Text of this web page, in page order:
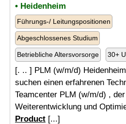
• Heidenheim
Führungs-/ Leitungspositionen
Abgeschlossenes Studium
Betriebliche Altersvorsorge 30+
[. .. ] PLM (w/m/d)
suchen einen erfahrenen
Teamcenter PLM (w/m/d) ,
Weiterentwicklung und
Product [...]